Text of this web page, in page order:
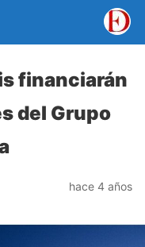
financiarán
del Grupo
hace 4 años